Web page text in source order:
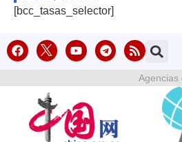
[bcc_tasas_selector]
Agencias